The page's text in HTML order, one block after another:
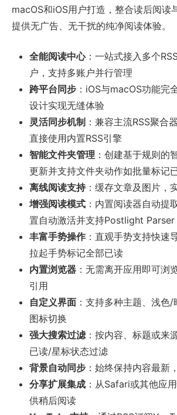
macOS和iOS用户打造，整合读后阅读
提供无广告、无干扰的纯净阅读体验。
全能阅读中心：一站式接入多个
户，支持多账户并行管理
跨平台同步 ：iOS与macOS功能完
设计实现无缝体验
灵活同步机制 ：兼容主流RSS聚合
直接使用内置RSS引擎
智能文件夹管理 ：创建基于规则的
更新并支持文件夹动作如批量标记
离线阅读支持：缓存文章及图片，
增强阅读模式 ：内置阅读器自动提
置自动激活并支持Postlight Parser
丰富手势操作 ：直观手势支持快速
拉起手势标记全部已读
内置浏览器 ：无需离开应用即可浏
引用
自定义界面 ：支持多种主题、浅色
图标切换
强大搜索过滤：按内容、标题或来
已读/星标状态过滤
背景自动同步 ：始终保持内容最新
分享扩展集成 ：从Safari或其他应
供稍后阅读